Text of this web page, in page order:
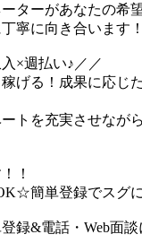
ターがあなたの希
寧に向き合います！
×週払い♪／／
げる！成果に応じ
トを充実させなが
！
簡単登録でスグ
録&電話・Web面談